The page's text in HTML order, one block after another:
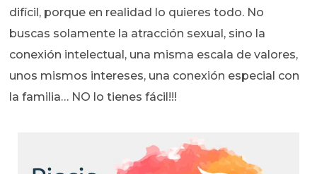
difícil, porque en realidad lo quieres todo. No
buscas solamente la atracción sexual, sino la
conexión intelectual, una misma escala de valores,
unos mismos intereses, una conexión especial con
la familia… NO lo tienes fácil!!!